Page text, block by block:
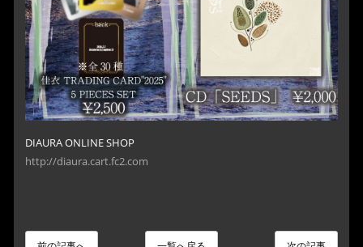
DIAURA ONLINE SHOP
http://diaura.cart.fc2.com